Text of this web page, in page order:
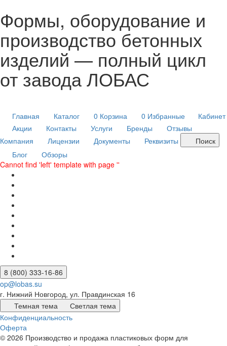
Формы, оборудование и
производство бетонных
изделий — полный цикл
от завода ЛОБАС
Главная Каталог 0 Корзина 0 Избранные
Кабинет
Акции
Контакты Услуги Бренды
Отзывы
Компания
Лицензии Документы Реквизиты
Поиск
Блог
Обзоры
Cannot find 'left' template with page ''
8 (800) 333-16-86
op@lobas.su
г. Нижний Новгород, ул. Правдинская 16
Темная тема
Светлая тема
Конфиденциальность
Оферта
© 2026 Производство и продажа пластиковых форм для